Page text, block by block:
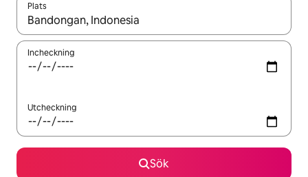
Plats
När resultaten är tillgängliga kan du navigera med upp- och
Incheckning
Utcheckning
Sök